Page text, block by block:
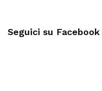
Seguici su Facebook